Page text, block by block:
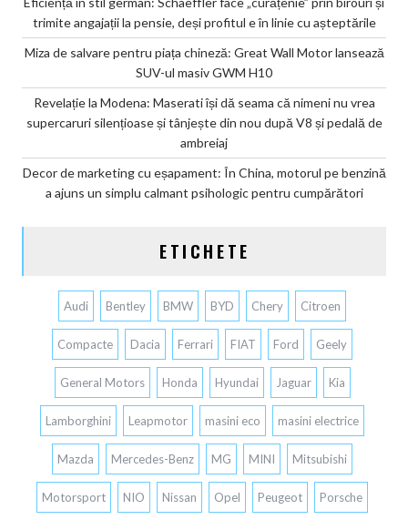
trimite angajații la pensie, deși profitul e în linie cu așteptările
Miza de salvare pentru piața chineză: Great Wall Motor lansează
SUV-ul masiv GWM H10
Revelație la Modena: Maserati își dă seama că nimeni nu vrea
supercaruri silențioase și tânjește din nou după V8 și pedală de
ambreiaj
Decor de marketing cu eșapament: În China, motorul pe benzină
a ajuns un simplu calmant psihologic pentru cumpărători
ETICHETE
Audi Bentley BMW BYD Chery Citroen
Compacte Dacia Ferrari FIAT Ford Geely
General Motors Honda Hyundai Jaguar Kia
Lamborghini Leapmotor masini eco masini electrice
Mazda Mercedes-Benz MG MINI Mitsubishi
Motorsport NIO Nissan Opel Peugeot Porsche